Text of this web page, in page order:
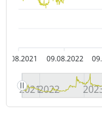
09.08.2021 09.08.2022
20212022